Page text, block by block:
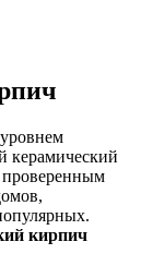
керамический
кирпич